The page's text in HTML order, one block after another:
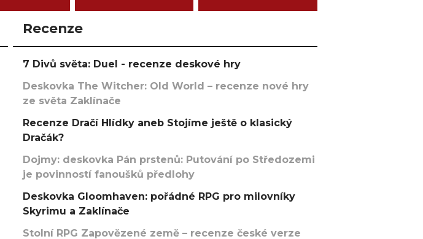
Recenze
7 Divů světa: Duel - recenze deskové hry
Deskovka The Witcher: Old World – recenze nové hry
ze světa Zaklínače
Recenze Dračí Hlídky aneb Stojíme ještě o klasický
Dračák?
Dojmy: deskovka Pán prstenů: Putování po Středozemi
je povinností fanoušků předlohy
Deskovka Gloomhaven: pořádné RPG pro milovníky
Skyrimu a Zaklínače
Stolní RPG Zapovězené země – recenze české verze